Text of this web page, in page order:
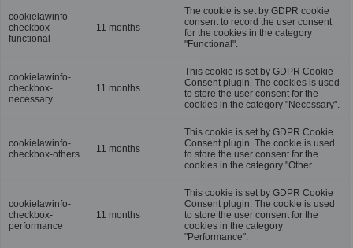
cookielawinfo-
checkbox-
functional
11 months
The cookie is set by GDPR cookie
consent to record the user consent
for the cookies in the category
"Functional".
cookielawinfo-
checkbox-
necessary
11 months
This cookie is set by GDPR Cookie
Consent plugin. The cookies is used
to store the user consent for the
cookies in the category "Necessary".
cookielawinfo-
checkbox-others
11 months
This cookie is set by GDPR Cookie
Consent plugin. The cookie is used
to store the user consent for the
cookies in the category "Other.
cookielawinfo-
checkbox-
performance
11 months
This cookie is set by GDPR Cookie
Consent plugin. The cookie is used
to store the user consent for the
cookies in the category
"Performance".